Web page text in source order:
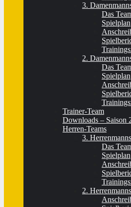
3.
Das
Spielplan
2.
Das
Spielplan
Trainer-Team
Downloads – Saison
Herren-Teams
3.
Das
Spielplan
2.